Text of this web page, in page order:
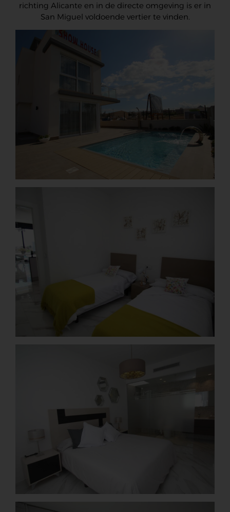
richting Alicante en in de directe omgeving is er in
San Miguel voldoende vertier te vinden.